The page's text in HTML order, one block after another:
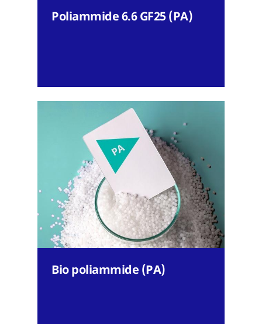
Poliammide 6.6 GF25 (PA)
Bio poliammide (PA)